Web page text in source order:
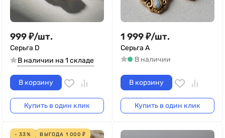
999₽/шт.
Серьга D
В наличии на 1 складе
В корзину
Купить в один клик
1 999₽/шт.
Серьга A
В наличии
В корзину
Купить в один клик
- 33% ВЫГОДА 1 000 ₽